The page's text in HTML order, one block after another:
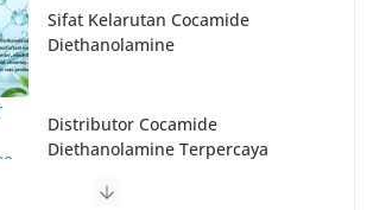
Sifat Kelarutan Cocamide
Diethanolamine
Distributor Cocamide
Diethanolamine Terpercaya